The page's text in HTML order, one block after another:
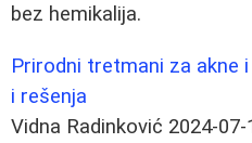
bez hemikalija.
Prirodni tretmani za akne
i rešenja
Vidna Radinković 2024-07-